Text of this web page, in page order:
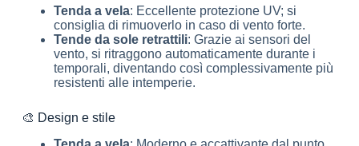
Tenda a vela: Eccellente protezione UV; si
consiglia di rimuoverlo in caso di vento forte.
Tende da sole retrattili: Grazie ai sensori del
vento, si ritraggono automaticamente durante i
temporali, diventando così complessivamente più
resistenti alle intemperie.
🎨 Design e stile